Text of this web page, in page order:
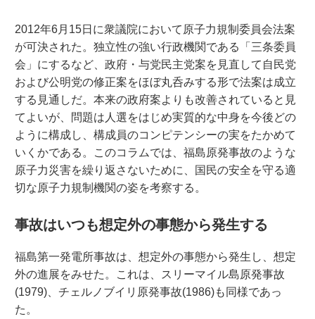
2012年6月15日に衆議院において原子力規制委員会法案
が可決された。独立性の強い行政機関である「三条委員
会」にするなど、政府・与党民主党案を見直して自民党
および公明党の修正案をほぼ丸呑みする形で法案は成立
する見通しだ。本来の政府案よりも改善されていると見
てよいが、問題は人選をはじめ実質的な中身を今後どの
ように構成し、構成員のコンピテンシーの実をたかめて
いくかである。このコラムでは、福島原発事故のような
原子力災害を繰り返さないために、国民の安全を守る適
切な原子力規制機関の姿を考察する。
事故はいつも想定外の事態から発生する
福島第一発電所事故は、想定外の事態から発生し、想定
外の進展をみせた。これは、スリーマイル島原発事故
(1979)、チェルノブイリ原発事故(1986)も同様であっ
た。